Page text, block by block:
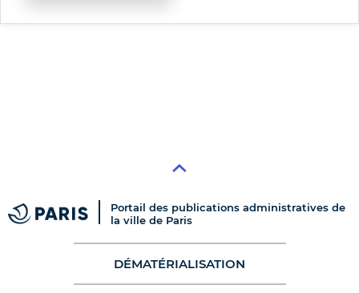
Portail des publications administratives de
la ville de Paris
DÉMATÉRIALISATION